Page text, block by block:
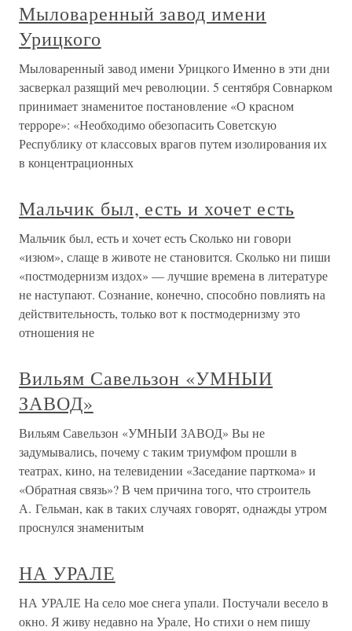
Мыловаренный завод имени
Урицкого
Мыловаренный завод имени Урицкого Именно в эти дни
засверкал разящий меч революции. 5 сентября Совнарком
принимает знаменитое постановление «О красном
терроре»: «Необходимо обезопасить Советскую
Республику от классовых врагов путем изолирования их
в концентрационных
Мальчик был, есть и хочет есть
Мальчик был, есть и хочет есть Сколько ни говори
«изюм», слаще в животе не становится. Сколько ни пиши
«постмодернизм издох» — лучшие времена в литературе
не наступают. Сознание, конечно, способно повлиять на
действительность, только вот к постмодернизму это
отношения не
Вильям Савельзон «УМНЫИ
ЗАВОД»
Вильям Савельзон «УМНЫИ ЗАВОД» Вы не
задумывались, почему с таким триумфом прошли в
театрах, кино, на телевидении «Заседание парткома» и
«Обратная связь»? В чем причина того, что строитель
А. Гельман, как в таких случаях говорят, однажды утром
проснулся знаменитым
НА УРАЛЕ
НА УРАЛЕ На село мое снега упали. Постучали весело в
окно. Я живу недавно на Урале, Но стихи о нем пишу